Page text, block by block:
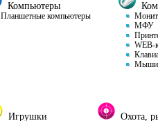
Компьютеры
Планшетные компьютеры
МФУ
WEB-
Мыши
Игрушки Охота,